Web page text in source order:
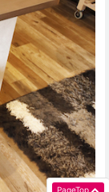
PageTop